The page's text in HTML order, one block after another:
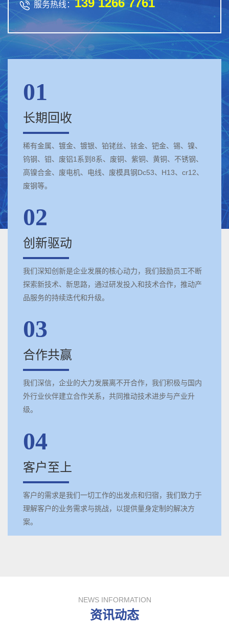
 服务热线：
01
长期回收
稀有金属、镀金、镀银、铂铑丝、铱金、钯金、锡、镍、
钨钢、钼、废铝1系到8系、废铜、紫铜、黄铜、不锈钢、
高镍合金、废电机、电线、废模具钢Dc53、H13、cr12、
废钢等。
02
创新驱动
我们深知创新是企业发展的核心动力，我们鼓励员工不断
探索新技术、新思路，通过研发投入和技术合作，推动产
品服务的持续迭代和升级。
03
合作共赢
我们深信，企业的大力发展离不开合作，我们积极与国内
外行业伙伴建立合作关系，共同推动技术进步与产业升
级。
04
客户至上
客户的需求是我们一切工作的出发点和归宿，我们致力于
理解客户的业务需求与挑战，以提供量身定制的解决方
案。
NEWS INFORMATION
资讯动态